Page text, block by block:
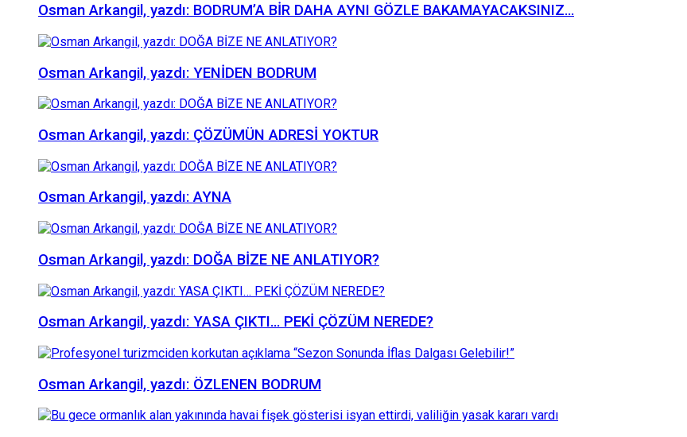
Osman Arkangil, yazdı: BODRUM’A BİR DAHA AYNI GÖZLE BAKAMAYACAKSINIZ…
Osman Arkangil, yazdı: YENİDEN BODRUM
Osman Arkangil, yazdı: ÇÖZÜMÜN ADRESİ YOKTUR
Osman Arkangil, yazdı: AYNA
Osman Arkangil, yazdı: DOĞA BİZE NE ANLATIYOR?
Osman Arkangil, yazdı: YASA ÇIKTI… PEKİ ÇÖZÜM NEREDE?
Osman Arkangil, yazdı: ÖZLENEN BODRUM